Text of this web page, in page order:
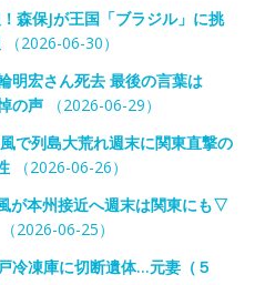
森保Jが王国「ブラジル」に挑
（2026-06-30）
宏さん死去 最後の言葉は
の声（2026-06-29）
で列島大荒れ週末に関東直撃の
（2026-06-26）
が本州接近へ週末は関東にも▽
（2026-06-25）
凍庫に切断遺体…元妻（５